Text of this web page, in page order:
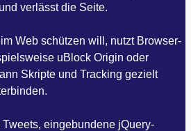
verlässt die Seite.
Web schützen will, nutzt Browser-
uBlock Origin oder
Skripte und Tracking gezielt
eingebundene jQuery-